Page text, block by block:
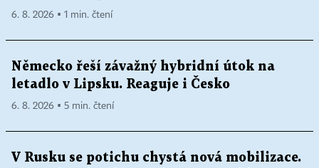
6. 8. 2026 ▪ 1 min. čtení
Německo řeší závažný hybridní útok na
letadlo v Lipsku. Reaguje i Česko
6. 8. 2026 ▪ 5 min. čtení
V Rusku se potichu chystá nová mobilizace.